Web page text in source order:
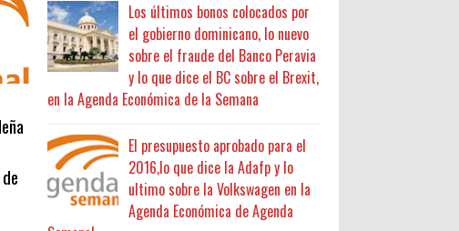
Los últimos bonos colocados por
el gobierno dominicano, lo nuevo
sobre el fraude del Banco Peravia
y lo que dice el BC sobre el Brexit,
en la Agenda Económica de la Semana
El presupuesto aprobado para el
2016,lo que dice la Adafp y lo
ultimo sobre la Volkswagen en la
Agenda Económica de Agenda